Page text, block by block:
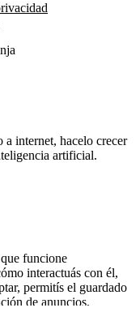
internet, hacelo crecer
artificial.
funcione
interactuás con él,
permitís el guardado
de anuncios,